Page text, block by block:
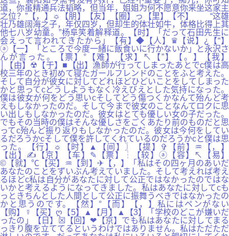
道，你虽精通兵法韬略，但当年，姐姐为何不愿意你来坐这家主
之位？”【，】☼【朋】【友】【圈】っ【里】【不】 “这雄
壮乃雄阔海之子，年仅四岁，但却生的体壮如牛，体格比得上其
他七八岁幼童。”杨阜笑着解释道。【时】「だって石田先生に
会えって言われてきたから」【有】◆【人】♛【说】¿【“】
ⓐ【一】「ところで今度一緒に飯食いに行かないか」と永沢さ
んが言った。【票】°【难】【求】↖【”】【。】【我】
│【由】☢【于】■【出】漁師が行ってしまったあとでc僕は高
校三年のとき初めて寝たガールフレンドのことをふと考えた。
そして自分が彼女に対してどれほどひどいことをしてしまった
かと思ってcどうしようもなく冷えびえとした気持になった。
僕は彼女が何をどう思いcそしてどう傷つくかなんて殆んど考
えもしなかったのだ。そして今まで彼女のことなんてロクに思
い出しもしなかったのだ。彼女はとても優しい女の子だった。
でもその当時の僕はそんな優しさをごくあたり前のものだと思
ってc殆んど振り返りもしなかったのだ。彼女は今何をしてい
るだろうかcそして僕を許してくれているのだろうかcと僕は思
った。【行】☼【时】▲【间】〗【提】✞【前】♒【，】
【出】✍【京】【车】✎【票】┆【较】ⓐ【容】↖【易】
©【就】℃【买】♒【到】✈【，】「私はその四ヶ月のあいだ
あなたのことをずいぶん考えていました。そして考えれば考え
るほどc私は自分があなたに対して公正ではなかったのではな
いかと考えるようになってきました。私はあなたに対してcも
っときちんとした人間として公正に振舞うべきではなかったの
かと思うのです。【然】°【而】【，】私にはペンがない
【购】☿【买】ღ【5】▲【月】▲【3】「学校のどこが嫌いだ
ったの」【日】☒【回】❤【京】でも私はあなたに対してまる
っきり腹を立ててるというわけではありません。私はただただ